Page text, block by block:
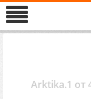
Arktika.1 от